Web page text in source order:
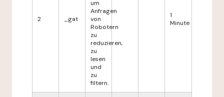
2 _gat
um
Anfragen
von
Robotern
zu
reduzieren,
zu
lesen
und
zu
filtern.
1
Minute